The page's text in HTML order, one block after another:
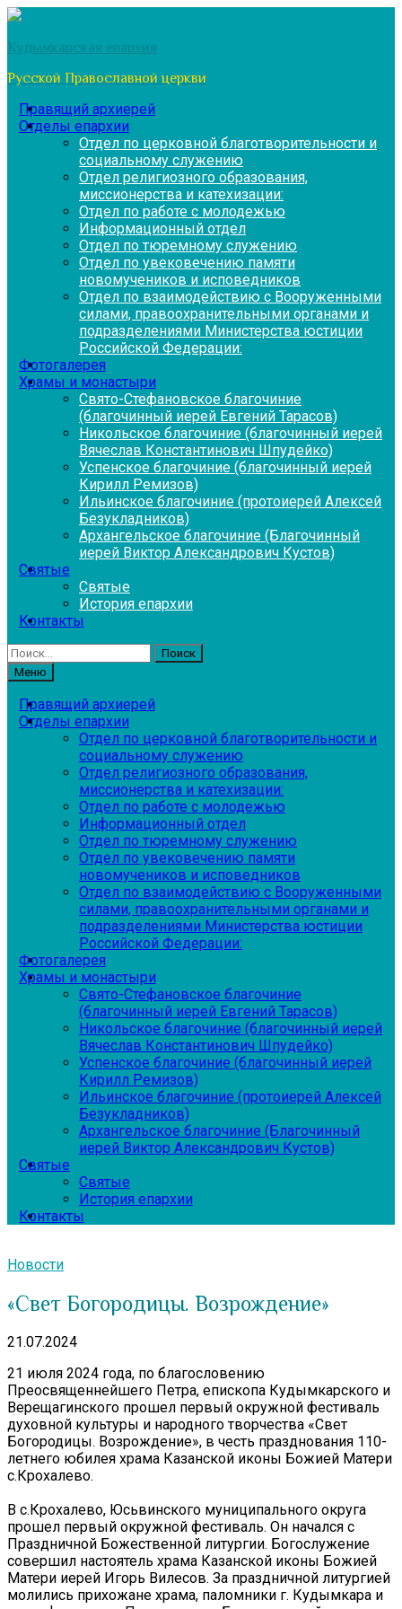
Перейти
содержимому
Кудымкарская епархия
Русской Православной церкви
Правящий архиерей
Отделы епархии
Отдел по церковной благотворительности и
социальному служению
Отдел религиозного образования,
миссионерства и катехизации:
Отдел по работе с молодежью
Информационный отдел
Отдел по тюремному служению
Отдел по увековечению памяти
новомучеников и исповедников
Отдел по взаимодействию с Вооруженными
силами, правоохранительными органами и
подразделениями Министерства юстиции
Российской Федерации:
Фотогалерея
Храмы и монастыри
Свято-Стефановское благочиние
(благочинный иерей Евгений Тарасов)
Никольское благочиние (благочинный иерей
Вячеслав Константинович Шпудейко)
Успенское благочиние (благочинный иерей
Кирилл Ремизов)
Ильинское благочиние (протоиерей Алексей
Безукладников)
Архангельское благочиние (Благочинный
иерей Виктор Александрович Кустов)
Святые
Святые
История епархии
Контакты
Найти:
Меню
Правящий архиерей
Отделы епархии
Отдел по церковной благотворительности и
социальному служению
Отдел религиозного образования,
миссионерства и катехизации:
Отдел по работе с молодежью
Информационный отдел
Отдел по тюремному служению
Отдел по увековечению памяти
новомучеников и исповедников
Отдел по взаимодействию с Вооруженными
силами, правоохранительными органами и
подразделениями Министерства юстиции
Российской Федерации:
Фотогалерея
Храмы и монастыри
Свято-Стефановское благочиние
(благочинный иерей Евгений Тарасов)
Никольское благочиние (благочинный иерей
Вячеслав Константинович Шпудейко)
Успенское благочиние (благочинный иерей
Кирилл Ремизов)
Ильинское благочиние (протоиерей Алексей
Безукладников)
Архангельское благочиние (Благочинный
иерей Виктор Александрович Кустов)
Святые
Святые
История епархии
Контакты
Новости
«Свет Богородицы. Возрождение»
21.07.2024
21 июля 2024 года, по благословению
Преосвященнейшего Петра, епископа Кудымкарского и
Верещагинского прошел первый окружной фестиваль
духовной культуры и народного творчества «Свет
Богородицы. Возрождение», в честь празднования 110-
летнего юбилея храма Казанской иконы Божией Матери
с.Крохалево.
В с.Крохалево, Юсьвинского муниципального округа
прошел первый окружной фестиваль. Он начался с
Праздничной Божественной литургии. Богослужение
совершил настоятель храма Казанской иконы Божией
Матери иерей Игорь Вилесов. За праздничной литургией
молились прихожане храма, паломники г. Кудымкара и